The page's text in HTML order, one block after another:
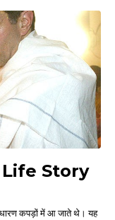
Life Story
कपड़ों में आ जाते थे। यह